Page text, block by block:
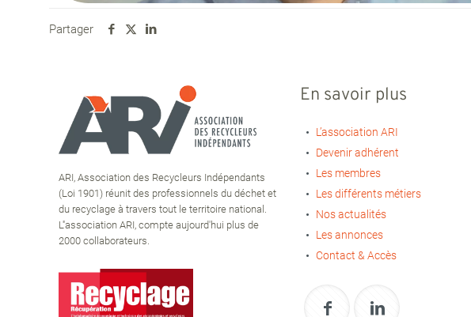
Partager
ARI, Association des Recycleurs Indépendants
(Loi 1901) réunit des professionnels du déchet et
du recyclage à travers tout le territoire national.
L''association ARI, compte aujourd'hui plus de
2000 collaborateurs.
En savoir plus
L’association ARI
Devenir adhérent
Les membres
Les différents métiers
Nos actualités
Les annonces
Contact & Accès